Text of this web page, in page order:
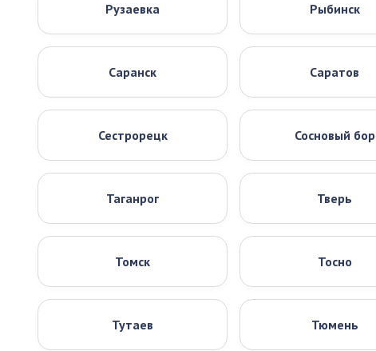
Рузаевка Рыбинск
Саранск Саратов
Сестрорецк Сосновый бор
Таганрог Тверь
Томск Тосно
Тутаев Тюмень